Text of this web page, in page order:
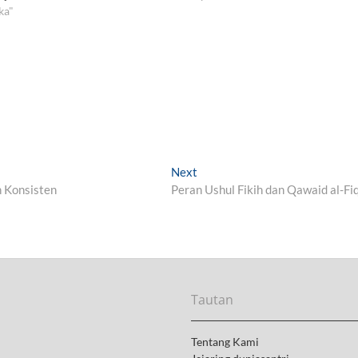
Konsisten
Next
e
o
t
Peran Ushul Fikih dan Qawaid al-
Tautan
Tentang Kami